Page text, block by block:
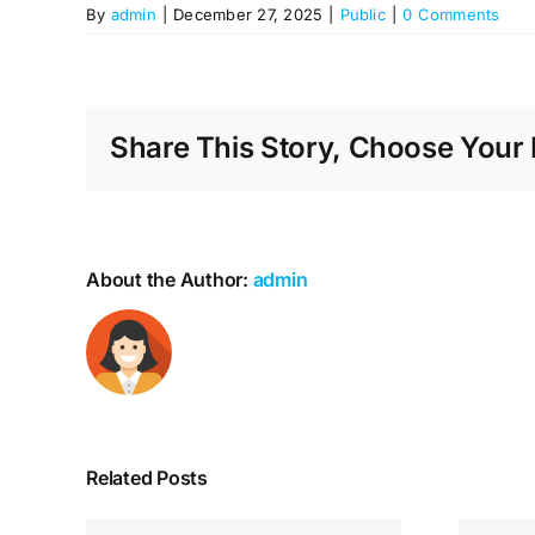
By admin December 27, 2025 Public 0 Comments
Share This Story, Choose Your
About the Author: admin
Related Posts